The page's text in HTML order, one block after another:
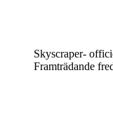
Skyscraper-
Framträdande